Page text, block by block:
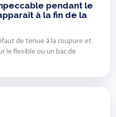
pendant le
à la fin de la
de tenue à la coupure et
le flexible ou un bac de